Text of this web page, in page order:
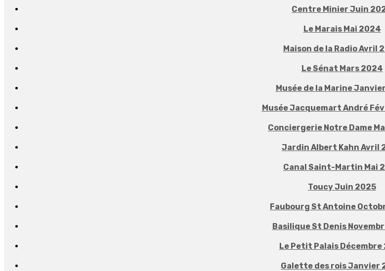
Centre Minier Juin
Le Marais Mai 2024
Maison de la Radio Avril
Le Sénat Mars 2024
Musée de la Marine
Musée Jacquemart André
Conciergerie Notre Dame
Jardin Albert Kahn Avril
Canal Saint-Martin Mai
Toucy Juin 2025
Faubourg St Antoine
Basilique St Denis
Le Petit Palais Décembre
Galette des rois Janvier